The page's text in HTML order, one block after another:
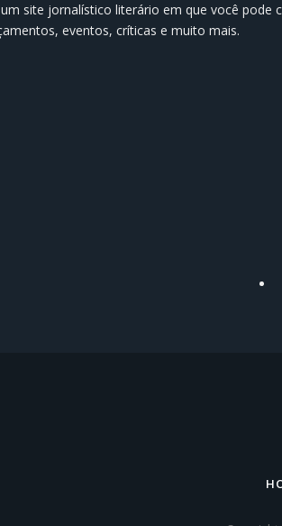
site jornalístico literário em que você pode
eventos, críticas e muito mais.